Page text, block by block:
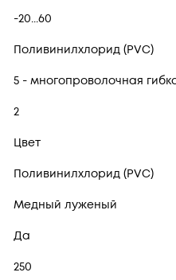
-20...60
Поливинилхлорид (PVC)
5 - многопроволочная
2
Цвет
Поливинилхлорид (PVC)
Медный луженый
Да
250